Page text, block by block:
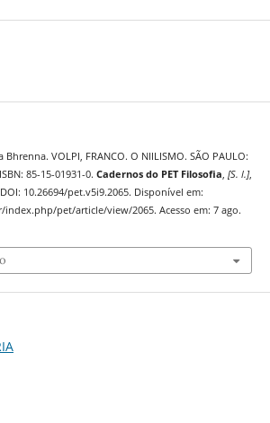
Bhrenna. VOLPI, FRANCO. O NIILISMO. SÃO PAULO:
85-15-01931-0. Cadernos do PET Filosofia, [S. l.],
10.26694/pet.v5i9.2065. Disponível em:
pet/article/view/2065. Acesso em: 7 ago.